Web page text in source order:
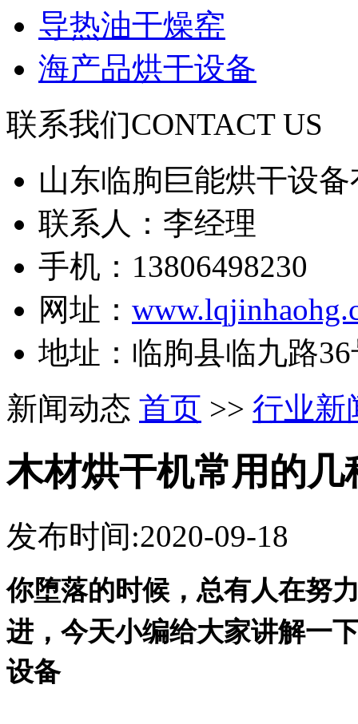
导热油干燥窑
海产品烘干设备
联系我们CONTACT US
山东临朐巨能烘干设
联系人：李经理
手机：13806498230
网址：
地址：临朐县临九路36
新闻动态 首页 >> 行业新
木材烘干机常用的
发布时间:2020-09-18
你堕落的时候，总有人在努
进，今天小编给大家讲解一
设备